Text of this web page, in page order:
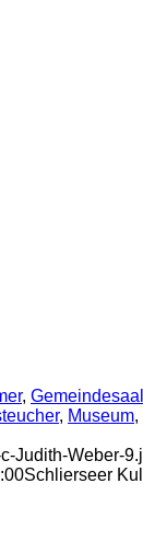
, Gemeindesaal
, Museum,
Judith-Weber-
Schlierseer